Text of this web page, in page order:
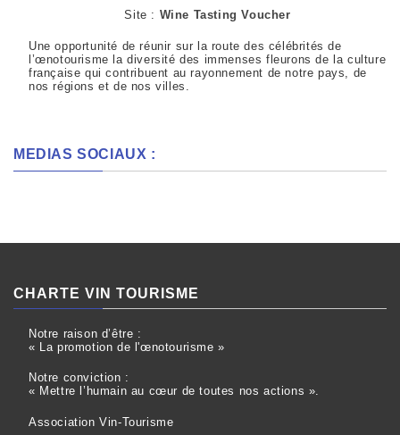
Site : Wine Tasting Voucher
Une opportunité de réunir sur la route des célébrités de
l’œnotourisme la diversité des immenses fleurons de la culture
française qui contribuent au rayonnement de notre pays, de
nos régions et de nos villes.
MEDIAS SOCIAUX :
CHARTE VIN TOURISME
Notre raison d’être :
« La promotion de l'œnotourisme »
Notre conviction :
« Mettre l’humain au cœur de toutes nos actions ».
Association Vin-Tourisme